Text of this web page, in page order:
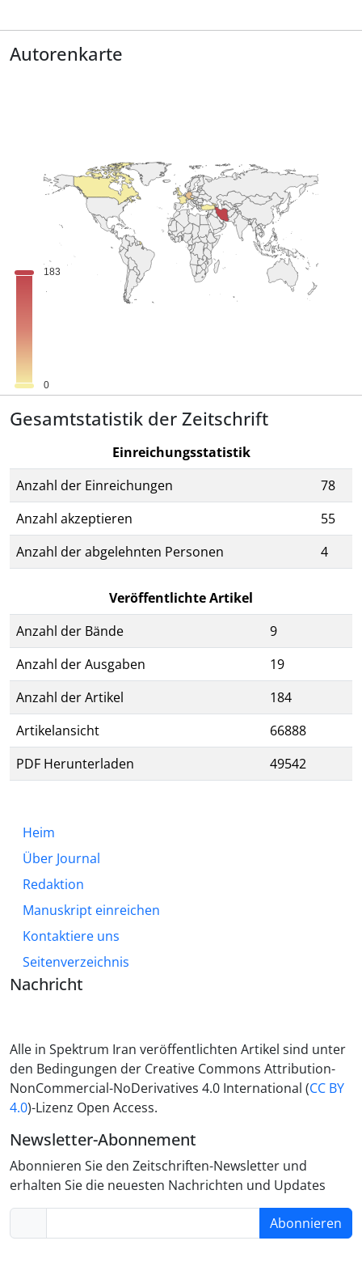
Autorenkarte
Gesamtstatistik der Zeitschrift
Einreichungsstatistik
Anzahl der Einreichungen
78
Anzahl akzeptieren
55
Anzahl der abgelehnten Personen
4
Veröffentlichte Artikel
Anzahl der Bände
9
Anzahl der Ausgaben
19
Anzahl der Artikel
184
Artikelansicht
66888
PDF Herunterladen
49542
Heim
Über Journal
Redaktion
Manuskript einreichen
Kontaktiere uns
Seitenverzeichnis
Nachricht
Alle in Spektrum Iran veröffentlichten Artikel sind unter
den Bedingungen der Creative Commons Attribution-
NonCommercial-NoDerivatives 4.0 International (CC BY
4.0)-Lizenz Open Access.
Newsletter-Abonnement
Abonnieren Sie den Zeitschriften-Newsletter und
erhalten Sie die neuesten Nachrichten und Updates
Abonnieren